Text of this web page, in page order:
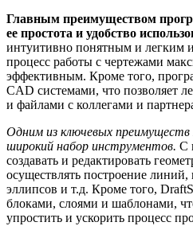
Главным преимуществом
ее простота и удобство
интуитивно понятным и легким
процесс работы с чертежами
эффективным. Кроме того,
CAD системами, что позволяет
и файлами с коллегами и
Одним из ключевых преимуществ
широкий набор инструментов. С
создавать и редактировать
осуществлять построение
эллипсов и т.д. Кроме того,
блоками, слоями и шаблонами,
упростить и ускорить процесс